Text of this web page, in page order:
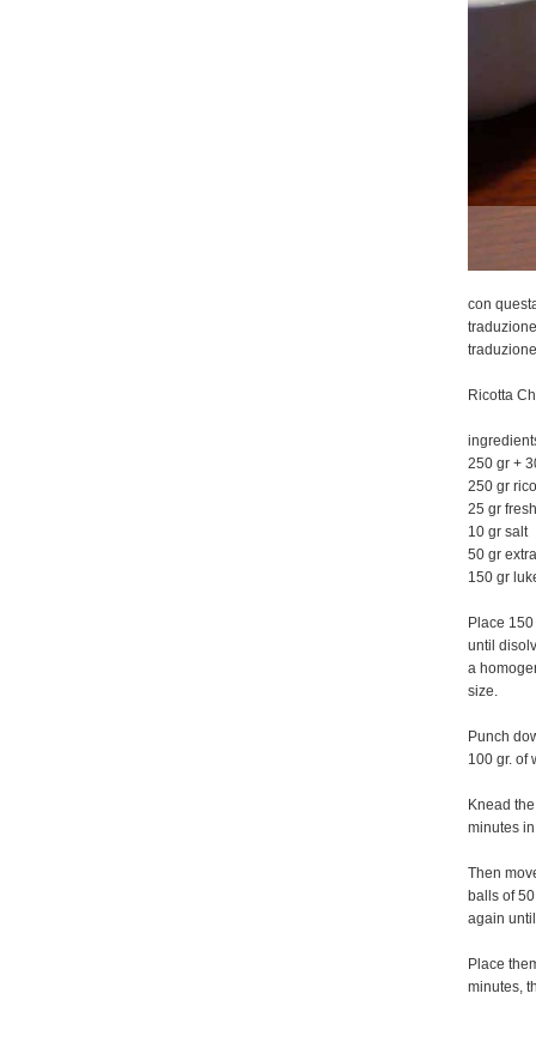
con
Ricotta
250 gr +
250 gr
25 gr
10 gr salt
50 gr
150 gr
Place
until
a
size.
Punch
100 gr. of
Knead
minutes
Then
balls of
again
Place
minutes,